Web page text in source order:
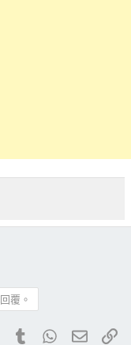
覆。
PinterestTumblrWhatsApp
電子